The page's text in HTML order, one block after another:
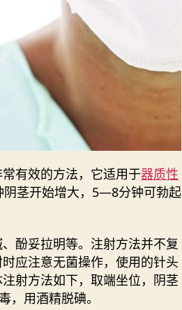
有效的方法，它适用于器质性
茎开始增大，5—8分钟可勃起
酚妥拉明等。注射方法并不复
应注意无菌操作，使用的针头
射方法如下，取端坐位，阴茎
，用酒精脱碘。